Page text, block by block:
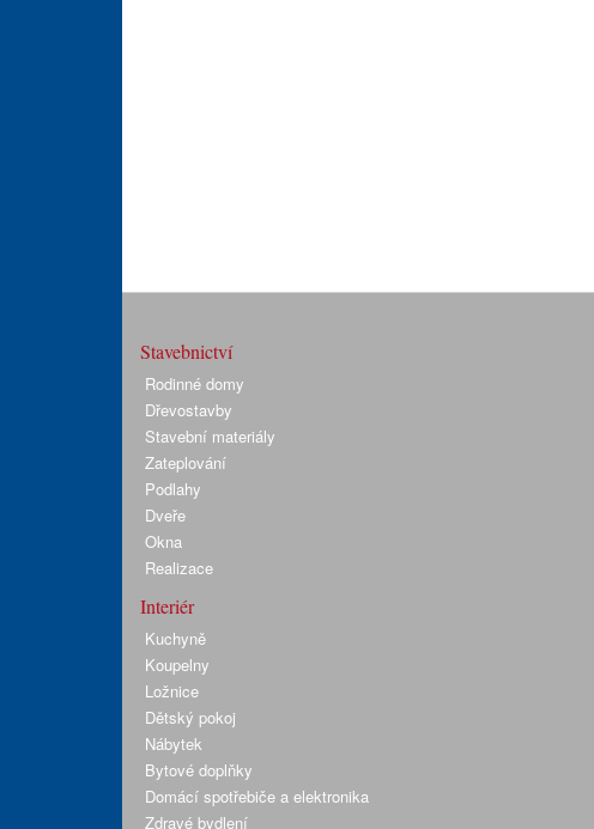
Stavebnictví
Rodinné domy
Dřevostavby
Stavební materiály
Zateplování
Podlahy
Dveře
Okna
Realizace
Interiér
Kuchyně
Koupelny
Ložnice
Dětský pokoj
Nábytek
Bytové doplňky
Domácí spotřebiče a elektronika
Zdravé bydlení